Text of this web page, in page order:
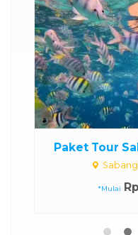
Paket Tour
Sabang
*Mulai